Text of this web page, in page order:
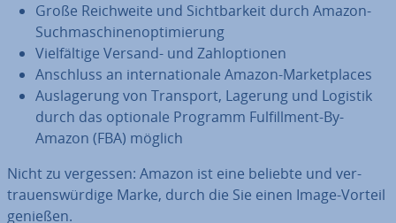
Große Reich­wei­te und Sicht­bar­keit durch Amazon-
Such­ma­schi­nen­op­ti­mie­rung
Viel­fäl­ti­ge Versand- und Zahl­op­tio­nen
Anschluss an in­ter­na­tio­na­le Amazon-Mar­ket­places
Aus­la­ge­rung von Transport, Lagerung und Logistik
durch das optionale Programm Ful­fill­ment-By-
Amazon (FBA) möglich
Nicht zu vergessen: Amazon ist eine beliebte und ver­
trau­ens­wür­di­ge Marke, durch die Sie einen Image-Vorteil
genießen.